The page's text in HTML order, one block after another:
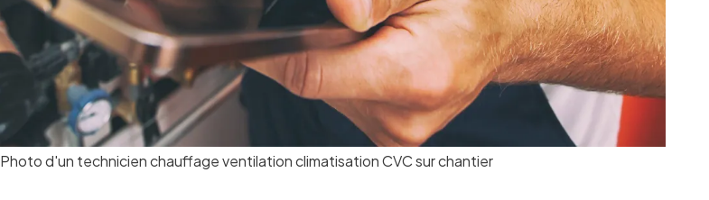
Photo d'un technicien chauffage ventilation climatisation CVC sur chantier